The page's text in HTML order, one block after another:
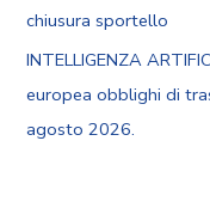
chiusura sportello
INTELLIGENZA
europea obblighi di
agosto 2026.